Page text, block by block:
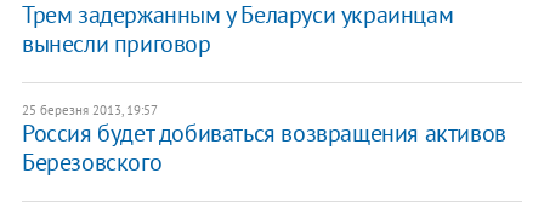
Трем задержанным у Беларуси украинцам
вынесли приговор
25 березня 2013, 19:57
Россия будет добиваться возвращения активов
Березовского